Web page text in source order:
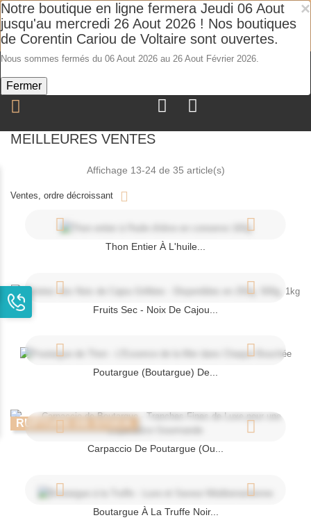
×
Notre boutique en ligne fermera Jeudi 06 Aout
jusqu'au mercredi 26 Aout 2026 ! Nos boutiques
de Corentin Cariou de Voltaire sont ouvertes.
Nous sommes fermés du 06 Aout 2026 au 26 Aout Février 2026.
Fermer
LIVRAISON GRATUITE à partir de 1 kg de boutargue France
Métropolitaine. Profitez de vos achats sans frais de livraison.
MEILLEURES VENTES
Ventes, ordre décroissant
Affichage 13-24 de 35 article(s)
Thon Entier À L'huile...
Fruits Sec - Noix De Cajou...
Poutargue (boutargue) De...
RUPTURE DE STOCK
Carpaccio De Poutargue (ou...
Boutargue À La Truffe Noir...